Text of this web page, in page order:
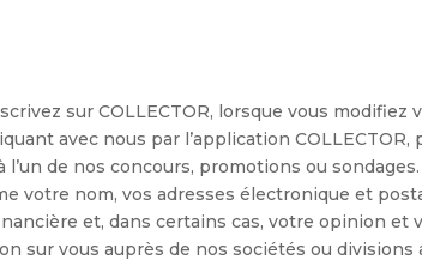
sur COLLECTOR, lorsque vous modifiez
avec nous par l’application COLLECTOR,
de nos concours, promotions ou
votre nom, vos adresses électronique et
et, dans certains cas, votre opinion et
sur vous auprès de nos sociétés ou divisions